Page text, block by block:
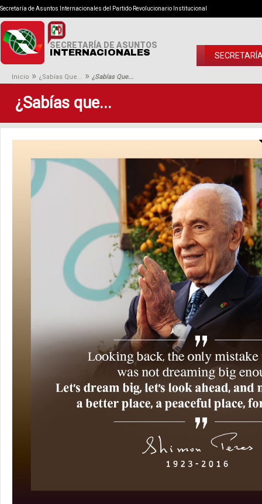
Secretaría de Asuntos Internacionales del Partido Revolucionario Institucional
SECRETARÍA DE ASUNTOS
INTERNACIONALES
Inicio » ¿Sabías Que... » ¿Sabías Que...
¿Sabías que...